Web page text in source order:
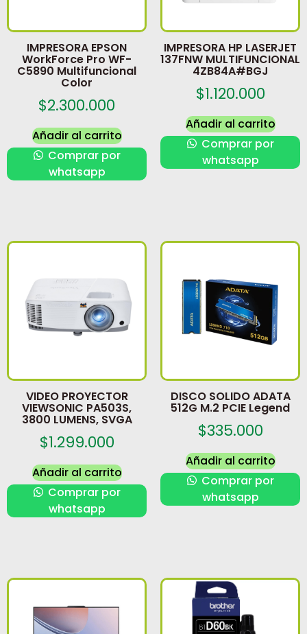
IMPRESORA EPSON
WorkForce Pro WF-
C5890 Multifuncional
Color
$2.300.000
Añadir al carrito
Comprar por
whatsapp
IMPRESORA HP LASERJET
137FNW MULTIFUNCIONAL
4ZB84A#BGJ
$1.120.000
Añadir al carrito
Comprar por
whatsapp
VIDEO PROYECTOR
VIEWSONIC PA503S,
3800 LUMENS, SVGA
$1.299.000
Añadir al carrito
Comprar por
whatsapp
DISCO SOLIDO ADATA
512G M.2 PCIE Legend
$335.000
Añadir al carrito
Comprar por
whatsapp